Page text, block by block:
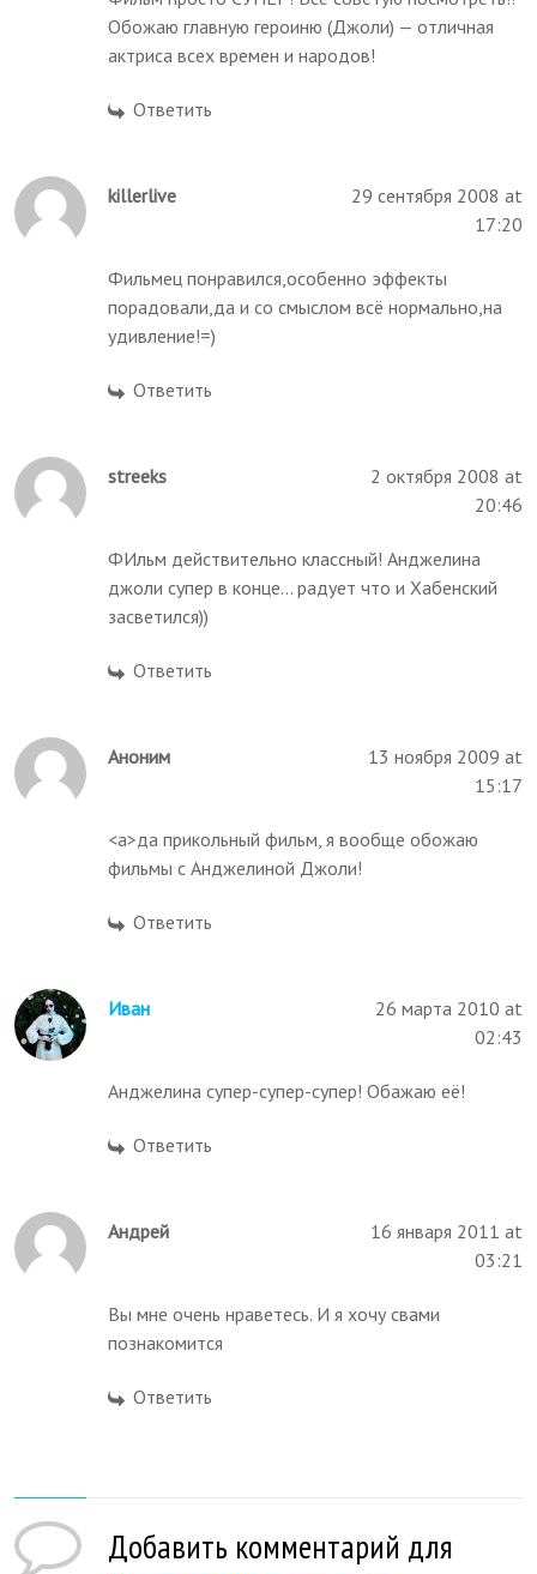
Обожаю главную героиню (Джоли) — отличная
актриса всех времен и народов!
Ответить
killerlive
29 сентября 2008 at
17:20
Фильмец понравился,особенно эффекты
порадовали,да и со смыслом всё нормально,на
удивление!=)
Ответить
streeks
2 октября 2008 at
20:46
ФИльм действительно классный! Анджелина
джоли супер в конце... радует что и Хабенский
засветился))
Ответить
Аноним
13 ноября 2009 at
15:17
<a>да прикольный фильм, я вообще обожаю
фильмы с Анджелиной Джоли!
Ответить
Иван
26 марта 2010 at
02:43
Анджелина супер-супер-супер! Обажаю её!
Ответить
Андрей
16 января 2011 at
03:21
Вы мне очень нраветесь. И я хочу свами
познакомится
Ответить
Добавить комментарий для